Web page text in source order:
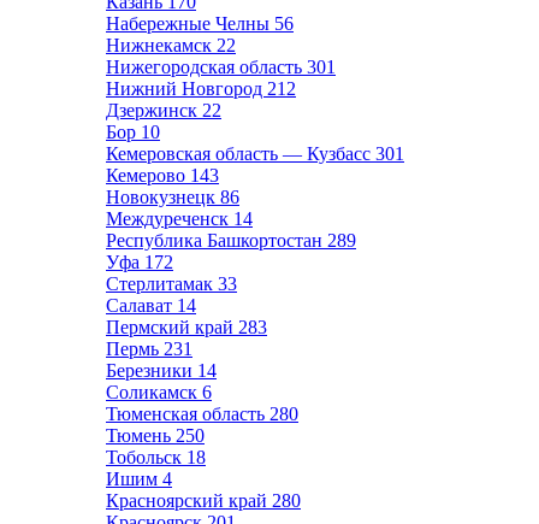
Набережные Челны 56
Нижнекамск 22
Нижегородская область 301
Нижний Новгород 212
Дзержинск 22
Бор 10
Кемеровская область — Кузбасс 301
Кемерово 143
Новокузнецк 86
Междуреченск 14
Республика Башкортостан 289
Уфа 172
Стерлитамак 33
Салават 14
Пермский край 283
Пермь 231
Березники 14
Соликамск 6
Тюменская область 280
Тюмень 250
Тобольск 18
Ишим 4
Красноярский край 280